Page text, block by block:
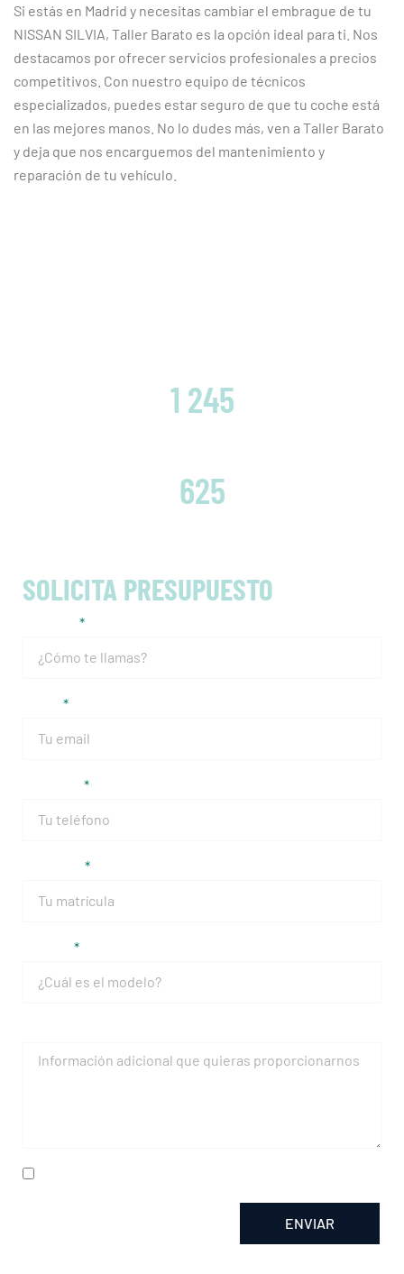
Si estás en Madrid y necesitas cambiar el embrague de tu
NISSAN SILVIA, Taller Barato es la opción ideal para ti. Nos
destacamos por ofrecer servicios profesionales a precios
competitivos. Con nuestro equipo de técnicos
especializados, puedes estar seguro de que tu coche está
en las mejores manos. No lo dudes más, ven a Taller Barato
y deja que nos encarguemos del mantenimiento y
reparación de tu vehículo.
SOLICITA PRESUPUESTO
ENVIAR
1 245
625